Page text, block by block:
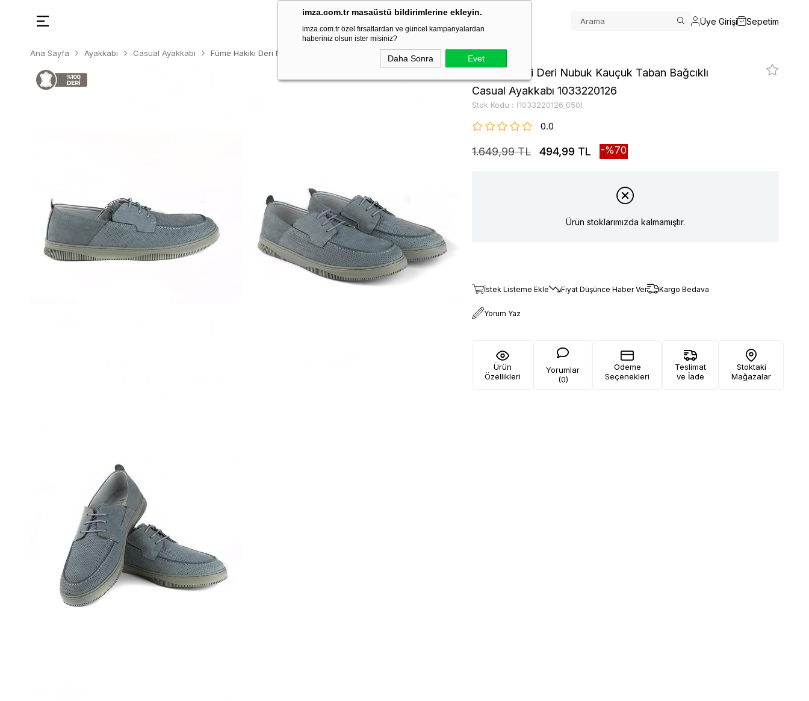
imza.com.tr masaüstü bildirimlerine ekleyin.
imza.com.tr özel fırsatlardan ve güncel kampanyalardan
haberiniz olsun ister misiniz?
Daha Sonra Evet
Üye Girişi Sepetim
Ana Sayfa Ayakkabı Casual Ayakkabı Füme Hakiki Deri Nubuk Kauçuk Taban Bağcıklı Casual Ayakkabı 1033220126
Füme Hakiki Deri Nubuk Kauçuk Taban Bağcıklı
Casual Ayakkabı 1033220126
Stok Kodu (1033220126_050)
0.0
1.649,99 TL 494,99 TL 70
Ürün stoklarımızda kalmamıştır.
İstek Listeme Ekle Fiyat Düşünce Haber Ver Kargo Bedava
Yorum Yaz
Ürün
Özellikleri
Yorumlar
(0)
Ödeme
Seçenekleri
Teslimat
ve İade
Stoktaki
Mağazalar